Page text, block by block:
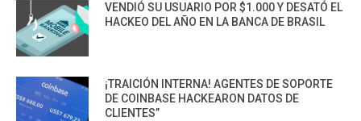
VENDIÓ SU USUARIO POR $1.000 Y DESATÓ EL
HACKEO DEL AÑO EN LA BANCA DE BRASIL
¡TRAICIÓN INTERNA! AGENTES DE SOPORTE
DE COINBASE HACKEARON DATOS DE
CLIENTES”